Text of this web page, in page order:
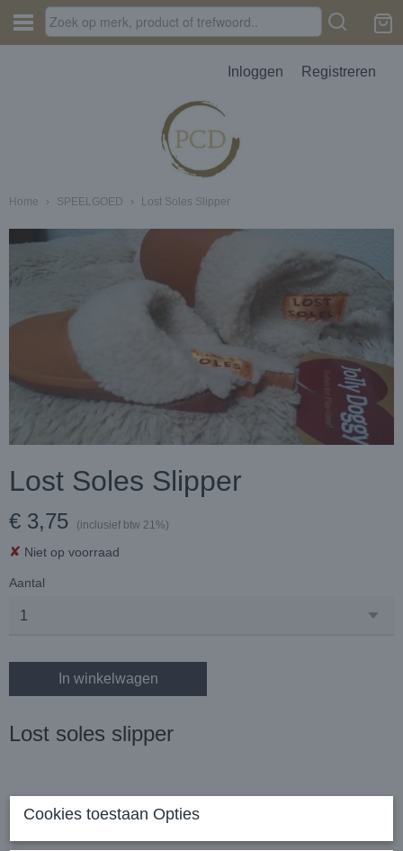
Inloggen Registreren
Home › SPEELGOED › Lost Soles Slipper
Lost Soles Slipper
€ 3,75 (inclusief btw 21%)
✘ Niet op voorraad
Aantal
In winkelwagen
Lost soles slipper
Leuk speeltje voor je hond met een piep.
Cookies toestaan Opties